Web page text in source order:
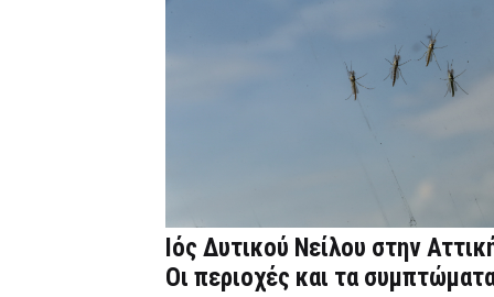
Ιός Δυτικού Νείλου στην
Οι περιοχές και τα